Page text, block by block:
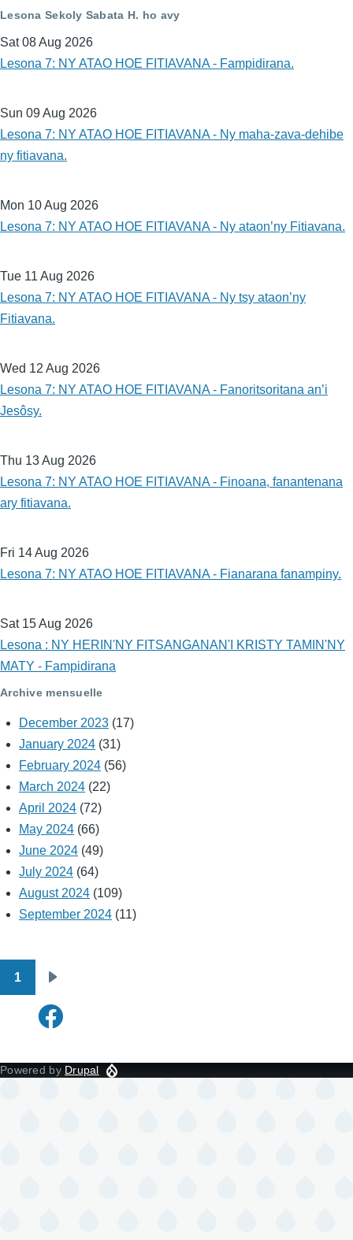
Lesona Sekoly Sabata H. ho avy
Sat 08 Aug 2026
Lesona 7: NY ATAO HOE FITIAVANA - Fampidirana.
Sun 09 Aug 2026
Lesona 7: NY ATAO HOE FITIAVANA - Ny maha-zava-dehibe
ny fitiavana.
Mon 10 Aug 2026
Lesona 7: NY ATAO HOE FITIAVANA - Ny ataon’ny Fitiavana.
Tue 11 Aug 2026
Lesona 7: NY ATAO HOE FITIAVANA - Ny tsy ataon’ny
Fitiavana.
Wed 12 Aug 2026
Lesona 7: NY ATAO HOE FITIAVANA - Fanoritsoritana an’i
Jesôsy.
Thu 13 Aug 2026
Lesona 7: NY ATAO HOE FITIAVANA - Finoana, fanantenana
ary fitiavana.
Fri 14 Aug 2026
Lesona 7: NY ATAO HOE FITIAVANA - Fianarana fanampiny.
Sat 15 Aug 2026
Lesona : NY HERIN'NY FITSANGANAN'I KRISTY TAMIN'NY
MATY - Fampidirana
Archive mensuelle
December 2023 (17)
January 2024 (31)
February 2024 (56)
March 2024 (22)
April 2024 (72)
May 2024 (66)
June 2024 (49)
July 2024 (64)
August 2024 (109)
September 2024 (11)
Pagination
1
page
Powered by Drupal